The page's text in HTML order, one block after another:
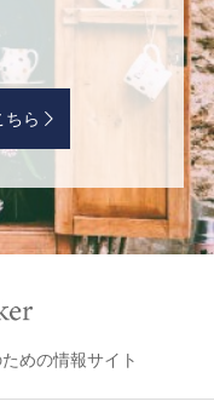
ちら
めの情報サイト